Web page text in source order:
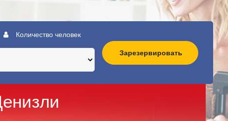
Количество человек
Зарезервировать